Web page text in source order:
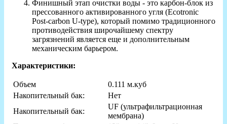
Финишный этап очистки воды - это карбон-блок из
прессованного активированного угля (Ecotronic
Post-carbon U-type), который помимо традиционного
противодействия широчайшему спектру
загрязнений является еще и дополнительным
механическим барьером.
Характеристики:
Объем
0.111 м.куб
Накопительный бак:
Нет
Накопительный бак:
UF (ультрафильтрационная
мембрана)